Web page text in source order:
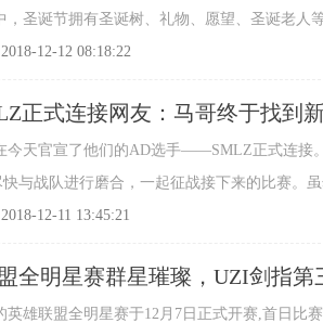
，圣诞节拥有圣诞树、礼物、愿望、圣诞老人
2018-12-12 08:18:22
正式连接网友：马哥终于找到
今天官宣了他们的AD选手——SMLZ正式连接
与战队进行磨合，一起征战接下来的比赛。
2018-12-11 13:45:21
全明星赛群星璀璨，UZI剑指第
英雄联盟全明星赛于12月7日正式开赛,首日比